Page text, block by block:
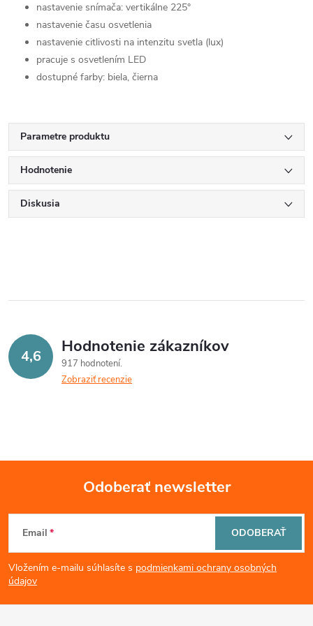
nastavenie snímača: vertikálne 225°
nastavenie času osvetlenia
nastavenie citlivosti na intenzitu svetla (lux)
pracuje s osvetlením LED
dostupné farby: biela, čierna
Parametre produktu
Hodnotenie
Diskusia
4,6 Hodnotenie zákazníkov
917 hodnotení
Zobraziť recenzie
Z
á
p
Odoberať newsletter
Email
Vložením e-mailu súhlasíte s podmienkami ochrany osobných
údajov
ODOBERAŤ